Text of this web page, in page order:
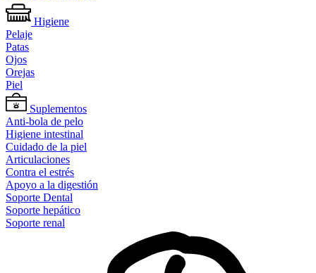
Higiene
Pelaje
Patas
Ojos
Orejas
Piel
Suplementos
Anti-bola de pelo
Higiene intestinal
Cuidado de la piel
Articulaciones
Contra el estrés
Apoyo a la digestión
Soporte Dental
Soporte hepático
Soporte renal